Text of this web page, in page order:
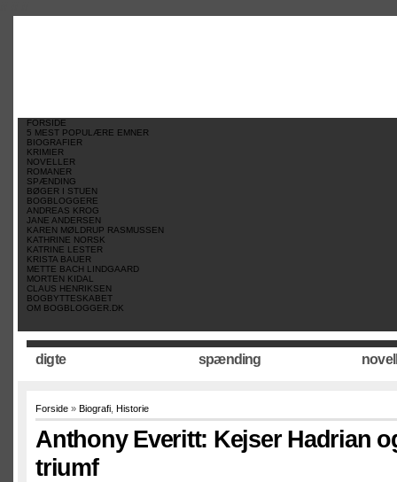
FORSIDE
5 MEST POPULÆRE EMNER
BIOGRAFIER
KRIMIER
NOVELLER
ROMANER
SPÆNDING
BØGER I STUEN
BOGBLOGGERE
ANDREAS KROG
JANE ANDERSEN
KAREN MØLDRUP RASMUSSEN
KATHRINE NORSK
KATRINE LESTER
KRISTA BAUER
METTE BACH LINDGAARD
MORTEN KIDAL
CLAUS HENRIKSEN
BOGBYTTESKABET
OM BOGBLOGGER.DK
digte spænding
Forside » Biografi Historie
Anthony Everitt: Kejser Hadrian
triumf